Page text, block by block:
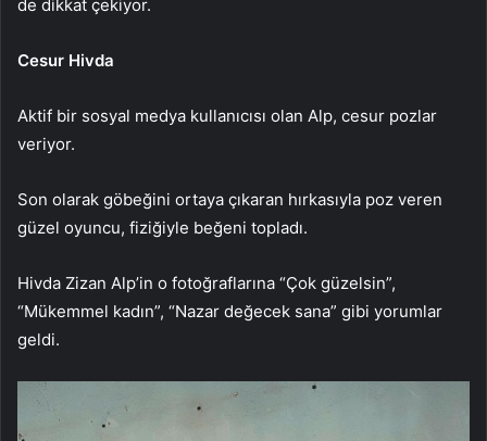
de dikkat çekiyor.
Cesur Hivda
Aktif bir sosyal medya kullanıcısı olan Alp, cesur pozlar
veriyor.
Son olarak göbeğini ortaya çıkaran hırkasıyla poz veren
güzel oyuncu, fiziğiyle beğeni topladı.
Hivda Zizan Alp’in o fotoğraflarına “Çok güzelsin”,
“Mükemmel kadın”, “Nazar değecek sana” gibi yorumlar
geldi.